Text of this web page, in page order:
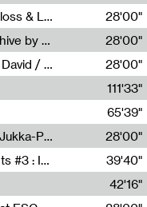
Radia Show #1111 : Schisma Gulf, Isogloss & Lament For The Old Clock By Harvey Young / Resonance
28'00"
Radia Show #1110 : Freeze, Asian Archive by Avita Maheen / Radio Worm
28'00"
Radia Show #1109 : Funfair by Marius David / JET FM
28'00"
111'33"
Sarah Tritz,Elene Lapiashivili,Justin Marconnet,Mateo Cuche,Esther Lechevalier,Suzie Lecroart,Romance Castelet
65'39"
Radia Show #1108 : as or another by Jukka-Pekka Kervinen / Rádio Zero
28'00"
Sous le paysage - Habiter les éléments #3 : Interprétations, rituels et symboliques des éléments
39'40"
42'16"